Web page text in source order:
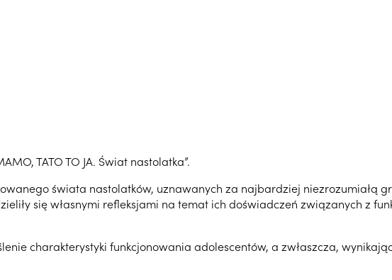
TATO TO JA. Świat nastolatka”.
świata nastolatków, uznawanych za najbardziej niezrozumiałą
się własnymi refleksjami na temat ich doświadczeń związanych z
charakterystyki funkcjonowania adolescentów, a zwłaszcza,